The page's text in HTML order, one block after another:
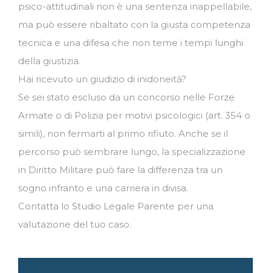
psico-attitudinali non è una sentenza inappellabile,
ma può essere ribaltato con la giusta competenza
tecnica e una difesa che non teme i tempi lunghi
della giustizia.
Hai ricevuto un giudizio di inidoneità?
Se sei stato escluso da un concorso nelle Forze
Armate o di Polizia per motivi psicologici (art. 354 o
simili), non fermarti al primo rifiuto. Anche se il
percorso può sembrare lungo, la specializzazione
in Diritto Militare può fare la differenza tra un
sogno infranto e una carriera in divisa.
Contatta lo Studio Legale Parente per una
valutazione del tuo caso.